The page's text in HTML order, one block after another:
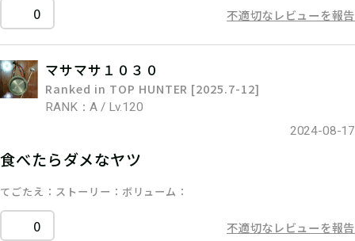
0 不適切なレビューを報告
マサマサ１０３０
Ranked in TOP HUNTER [2025.7-12]
RANK：A / Lv.120
2024-08-17
食べたらダメなヤツ
てごたえ ストーリー ボリューム
0 不適切なレビューを報告